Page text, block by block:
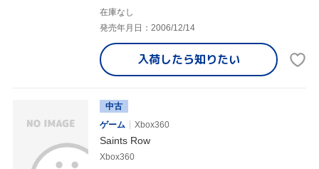
在庫なし
発売年月日：2006/12/14
入荷したら知りたい
中古
ゲーム
Xbox360
Saints Row
Xbox360